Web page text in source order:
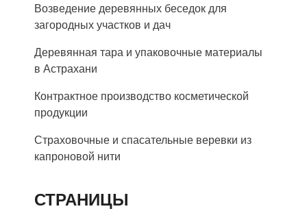
Возведение деревянных беседок для
загородных участков и дач
Деревянная тара и упаковочные материалы
в Астрахани
Контрактное производство косметической
продукции
Страховочные и спасательные веревки из
капроновой нити
СТРАНИЦЫ